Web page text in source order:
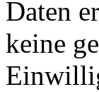
Daten
keine